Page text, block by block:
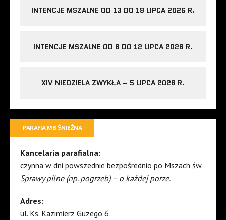
INTENCJE MSZALNE OD 13 DO 19 LIPCA 2026 R.
INTENCJE MSZALNE OD 6 DO 12 LIPCA 2026 R.
XIV NIEDZIELA ZWYKŁA – 5 LIPCA 2026 R.
PARAFIA MB ŚNIEŻNA
Kancelaria parafialna:
czynna w dni powszednie bezpośrednio po Mszach św.
Sprawy pilne (np. pogrzeb) – o każdej porze.
Adres:
ul. Ks. Kazimierz Guzego 6